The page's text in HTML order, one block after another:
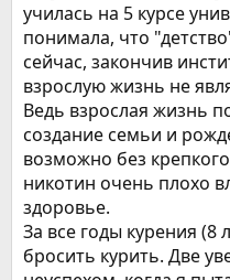
училась на 5 курсе
понимала, что
сейчас, закончив
взрослую жизнь не
Ведь взрослая жизнь
создание семьи и
возможно без
никотин очень плохо
здоровье.
За все годы курения (8
бросить курить. Две